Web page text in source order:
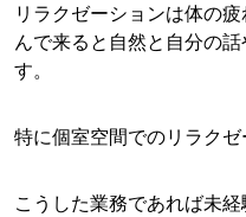
リラクゼーションは体の
んで来ると自然と自分の
す。
特に個室空間でのリラクゼ
こうした業務であれば未